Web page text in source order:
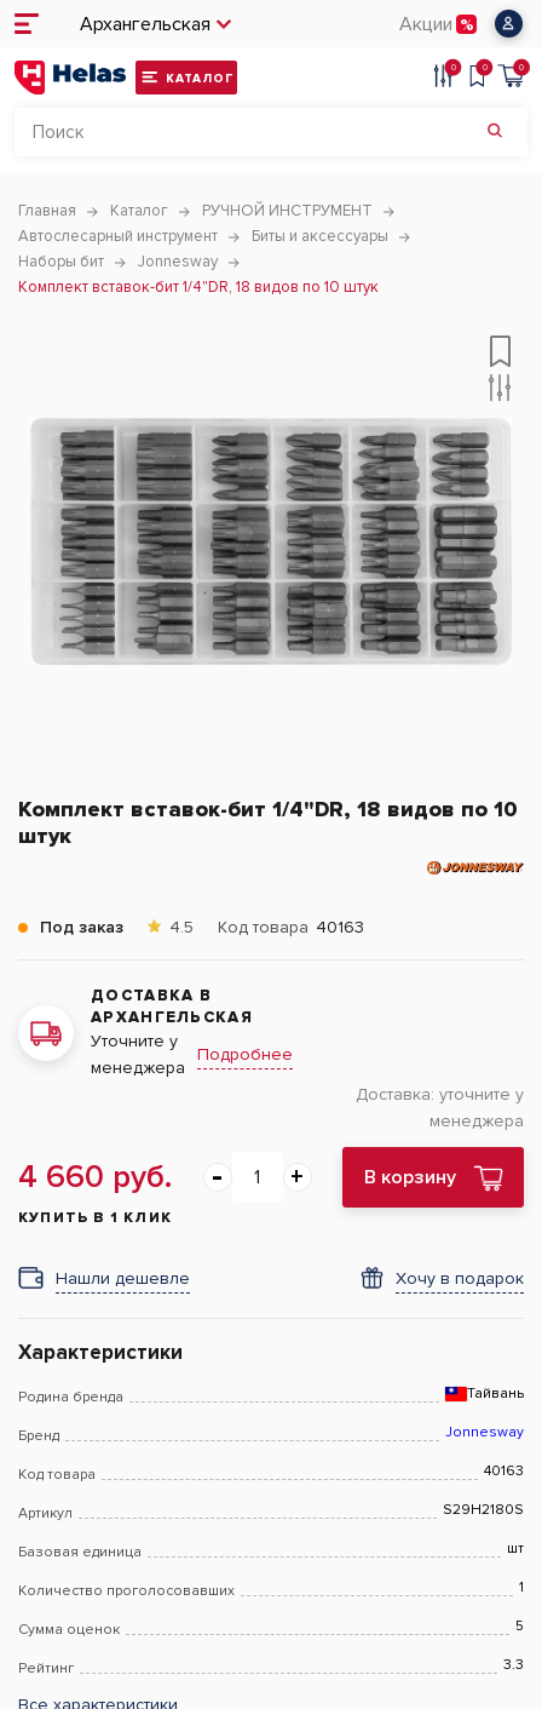
Архангельская Акции
КАТАЛОГ
0 0 0
Главная Каталог
РУЧНОЙ ИНСТРУМЕНТ
Автослесарный инструмент
Биты и аксессуары
Наборы бит
Jonnesway
Комплект вставок-бит 1/4"DR, 18 видов по 10 штук
Комплект вставок-бит 1/4"DR, 18 видов по 10
штук
Под заказ 4.5 Код товара 40163
ДОСТАВКА В
АРХАНГЕЛЬСКАЯ
Уточните у
менеджера
Подробнее
Доставка: уточните у
менеджера
4 660 руб. В корзину
КУПИТЬ В 1 КЛИК
Нашли дешевле Хочу в подарок
Характеристики
Родина бренда Тайвань
Бренд Jonnesway
Код товара 40163
Артикул S29H2180S
Базовая единица шт
Количество проголосовавших 1
Сумма оценок 5
Рейтинг 3.3
Все характеристики